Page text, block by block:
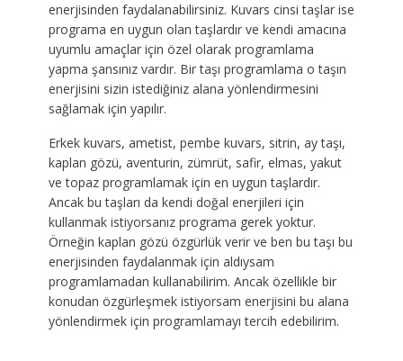
enerjisinden faydalanabilirsiniz. Kuvars cinsi taşlar ise
programa en uygun olan taşlardır ve kendi amacına
uyumlu amaçlar için özel olarak programlama
yapma şansınız vardır. Bir taşı programlama o taşın
enerjisini sizin istediğiniz alana yönlendirmesini
sağlamak için yapılır.
Erkek kuvars, ametist, pembe kuvars, sitrin, ay taşı,
kaplan gözü, aventurin, zümrüt, safir, elmas, yakut
ve topaz programlamak için en uygun taşlardır.
Ancak bu taşları da kendi doğal enerjileri için
kullanmak istiyorsanız programa gerek yoktur.
Örneğin kaplan gözü özgürlük verir ve ben bu taşı bu
enerjisinden faydalanmak için aldıysam
programlamadan kullanabilirim. Ancak özellikle bir
konudan özgürleşmek istiyorsam enerjisini bu alana
yönlendirmek için programlamayı tercih edebilirim.